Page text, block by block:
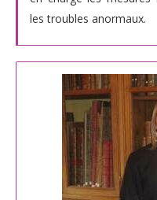
les troubles anormaux.